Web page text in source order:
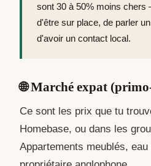
sont 30 à 50% moins
d'être sur place, de parler
d'avoir un contact local.
🌐 Marché expat
Ce sont les prix que tu
Homebase, ou dans les
Appartements meublés,